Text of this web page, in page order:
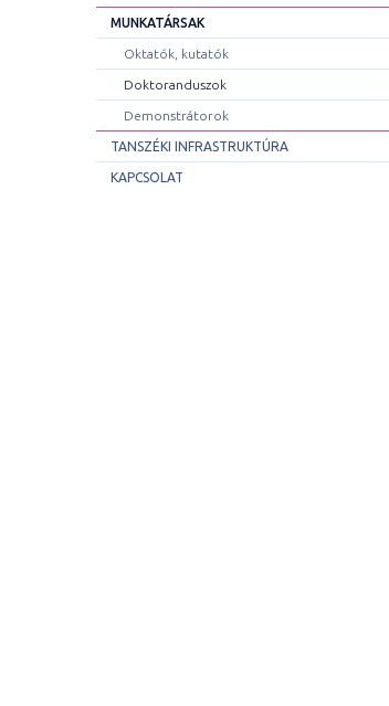
MUNKATÁRSAK
Oktatók, kutatók
Doktoranduszok
Demonstrátorok
TANSZÉKI INFRASTRUKTÚRA
KAPCSOLAT